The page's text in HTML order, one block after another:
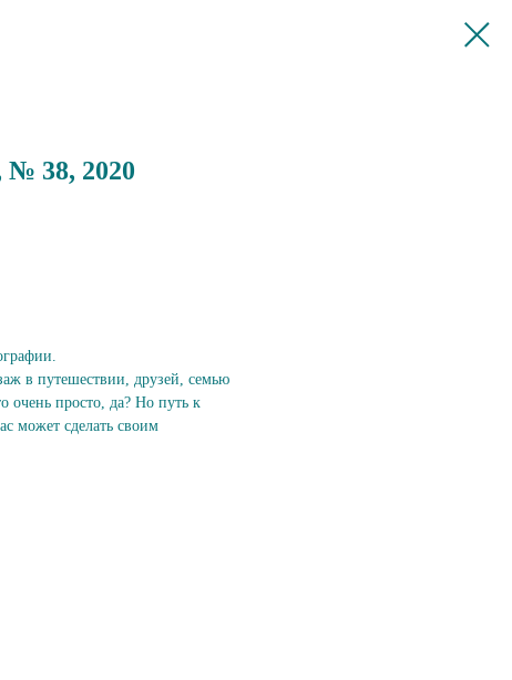
№ 38, 2020
в путешествии, друзей, семью
очень просто, да? Но путь к
может сделать своим